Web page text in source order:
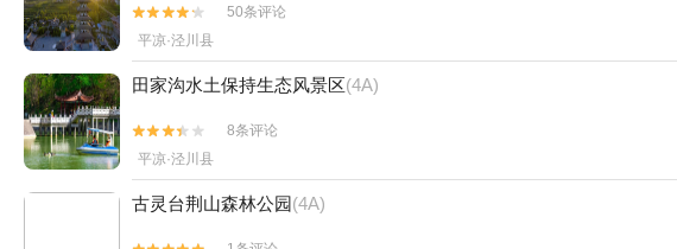


50条评论
平凉·泾川县
田家沟水土保持生态风景区(4A)


8条评论
平凉·泾川县
古灵台荆山森林公园(4A)